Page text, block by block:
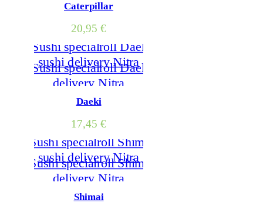
Caterpillar
20,95 €
Daeki
17,45 €
Shimai